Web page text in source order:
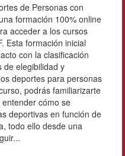
de Personas con
formación 100% online
acceder a los cursos
Esta formación inicial
con la clasificación
de elegibilidad y
deportes para personas
podrás familiarizarte
cómo se
deportivas en función de
todo ello desde una